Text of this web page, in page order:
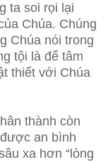
ta soi rọi lại
Chúa. Chúng
Chúa nói trong
tội là để tâm
thiết với Chúa
thành còn
an bình
xa hơn “lòng